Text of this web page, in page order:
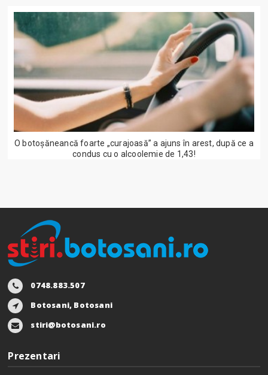
O botoșăneancă foarte „curajoasă” a ajuns în arest, după ce a
condus cu o alcoolemie de 1,43!
0748.883.507
Botosani, Botosani
stiri@botosani.ro
Prezentari